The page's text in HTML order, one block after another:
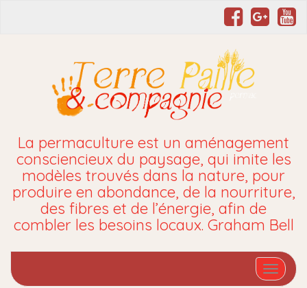
La permaculture est un aménagement
consciencieux du paysage, qui imite les
modèles trouvés dans la nature, pour
produire en abondance, de la nourriture,
des fibres et de l’énergie, afin de
combler les besoins locaux. Graham Bell